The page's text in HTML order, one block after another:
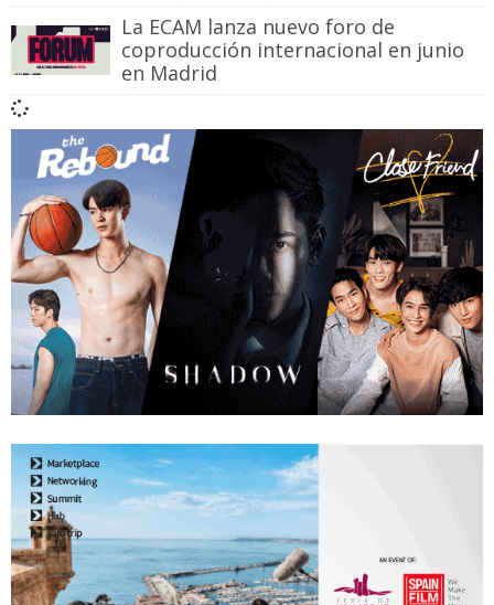
La ECAM lanza nuevo foro de
coproducción internacional en junio
en Madrid